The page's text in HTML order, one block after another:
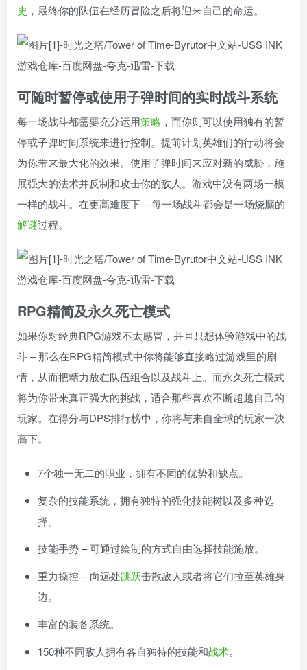
史 ，最终你的队伍在经历冒险之后将迎来自己的命运。
可随时暂停或使用子弹时间的实时战斗系统
每一场战斗都需要充分运用策略 ，而你则可以使用独有的暂
停或子弹时间系统来进行控制。提前计划英雄们的行动将会
为你带来最大化的效果。使用子弹时间来应对新的威胁，施
展强大的法术并反制和攻击你的敌人。游戏中没有两场一模
一样的战斗。在更高难度下 – 每一场战斗都会是一场烧脑的
解谜过程。
RPG精简及永久死亡模式
如果你对经典RPG游戏不太感冒，并且只想体验游戏中的战
斗 – 那么在RPG精简模式中你将能够直接略过游戏里的剧
情，从而把精力放在队伍组合以及战斗上。而永久死亡模式
将为你带来真正强大的挑战，适合那些喜欢不断超越自己的
玩家。在得分与DPS排行榜中，你将与来自全球的玩家一决
高下。
7个独一无二的职业，拥有不同的优势和缺点。
复杂的技能系统，拥有独特的强化技能树以及多种选
择。
技能手势 – 可通过绘制的方式自由选择技能施放。
重力操控 – 向远处跳跃击散敌人或者将它们拉至英雄身
边。
丰富的装备系统。
150种不同敌人拥有各自独特的技能和战术。